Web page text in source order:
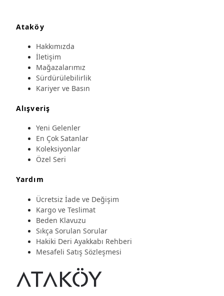
Ataköy
Hakkımızda
İletişim
Mağazalarımız
Sürdürülebilirlik
Kariyer ve Basın
Alışveriş
Yeni Gelenler
En Çok Satanlar
Koleksiyonlar
Özel Seri
Yardım
Ücretsiz İade ve Değişim
Kargo ve Teslimat
Beden Klavuzu
Sıkça Sorulan Sorular
Hakiki Deri Ayakkabı Rehberi
Mesafeli Satış Sözleşmesi